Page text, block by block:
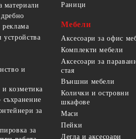
материали
и
козметика
за
за
Раници
Мебели
Аксесоари за офис
Комплекти мебели
Аксесоари за
стая
Външни мебели
Колички и островни
шкафове
Маси
Пейки
Легла и аксесоари